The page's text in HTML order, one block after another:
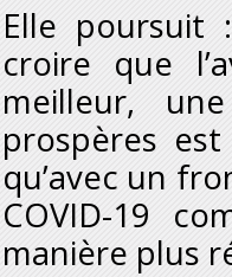
Elle poursuit
croire que
meilleur,
prospères
qu’avec un
COVID-19
manière plus